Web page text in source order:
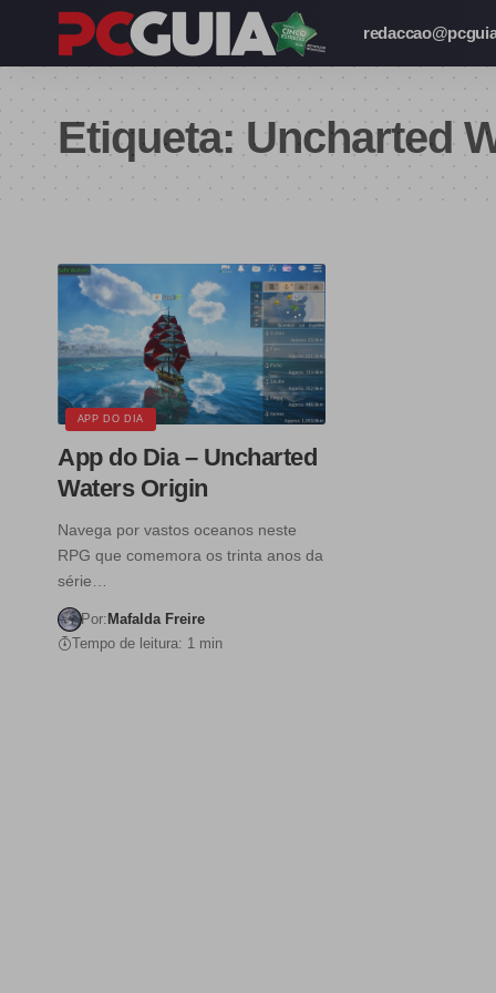
Etiqueta: Uncharted
APP DO DIA
App do Dia – Uncharted
Waters Origin
Navega por vastos oceanos neste
RPG que comemora os trinta anos da
série…
Por: Mafalda Freire
Tempo de leitura: 1 min